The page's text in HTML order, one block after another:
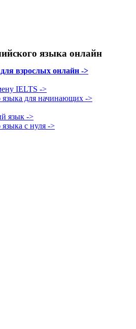
языка онлайн
взрослых онлайн ->
IELTS ->
языка для начинающих ->
язык ->
с нуля ->